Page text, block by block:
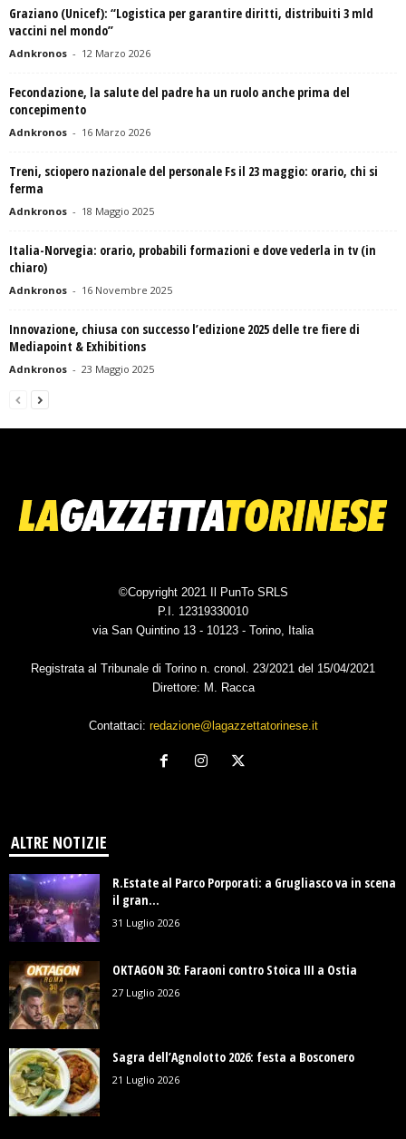
Graziano (Unicef): “Logistica per garantire diritti, distribuiti 3 mld
vaccini nel mondo”
Adnkronos - 12 Marzo 2026
Fecondazione, la salute del padre ha un ruolo anche prima del
concepimento
Adnkronos - 16 Marzo 2026
Treni, sciopero nazionale del personale Fs il 23 maggio: orario, chi si
ferma
Adnkronos - 18 Maggio 2025
Italia-Norvegia: orario, probabili formazioni e dove vederla in tv (in
chiaro)
Adnkronos - 16 Novembre 2025
Innovazione, chiusa con successo l’edizione 2025 delle tre fiere di
Mediapoint & Exhibitions
Adnkronos - 23 Maggio 2025
©Copyright 2021 Il PunTo SRLS
P.I. 12319330010
via San Quintino 13 - 10123 - Torino, Italia
Registrata al Tribunale di Torino n. cronol. 23/2021 del 15/04/2021
Direttore: M. Racca
Contattaci: redazione@lagazzettatorinese.it
ALTRE NOTIZIE
R.Estate al Parco Porporati: a Grugliasco va in scena
il gran...
31 Luglio 2026
OKTAGON 30: Faraoni contro Stoica III a Ostia
27 Luglio 2026
Sagra dell’Agnolotto 2026: festa a Bosconero
21 Luglio 2026